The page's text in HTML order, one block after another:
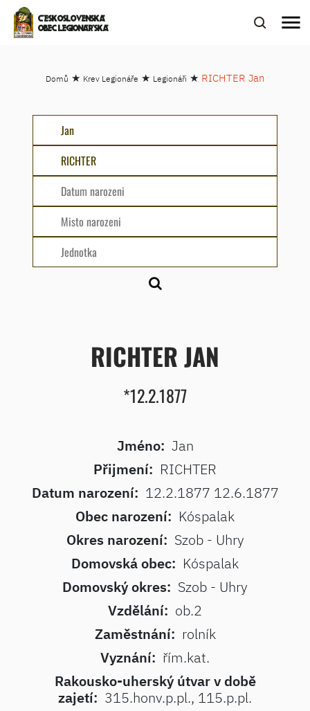
ČESKOSLOVENSKÁ
OBEC LEGIONÁŘSKÁ
menu
Domů ★ Krev Legionáře ★ Legionáři ★ RICHTER Jan
RICHTER JAN
*12.2.1877
Jméno: Jan
Přijmení: RICHTER
Datum narození: 12.2.1877 12.6.1877
Obec narození: Kóspalak
Okres narození: Szob - Uhry
Domovská obec: Kóspalak
Domovský okres: Szob - Uhry
Vzdělání: ob.2
Zaměstnání: rolník
Vyznání: řím.kat.
Rakousko-uherský útvar v době
zajetí: 315.honv.p.pl., 115.p.pl.